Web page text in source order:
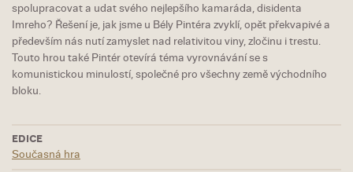
spolupracovat a udat svého nejlepšího kamaráda, disidenta
Imreho? Řešení je, jak jsme u Bély Pintéra zvyklí, opět překvapivé a
především nás nutí zamyslet nad relativitou viny, zločinu i trestu.
Touto hrou také Pintér otevírá téma vyrovnávání se s
komunistickou minulostí, společné pro všechny země východního
bloku.
EDICE
Současná hra